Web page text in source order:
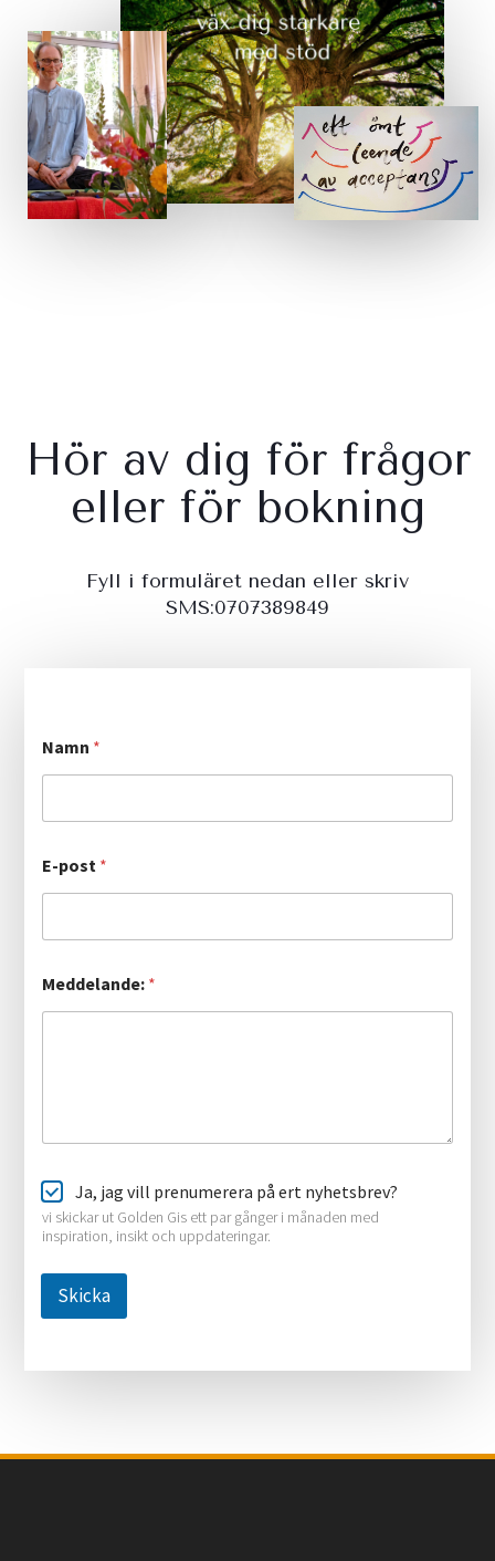
Hör av dig för frågor
eller för bokning
Fyll i formuläret nedan eller skriv
SMS:0707389849
Namn *
E-post *
Meddelande: *
Ja, jag vill prenumerera på ert nyhetsbrev?
vi skickar ut Golden Gifts ett par gånger i månaden med
inspiration, insikt och uppdateringar.
Skicka